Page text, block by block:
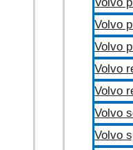
Volvo
Volvo
Volvo
Volvo
Volvo
Volvo